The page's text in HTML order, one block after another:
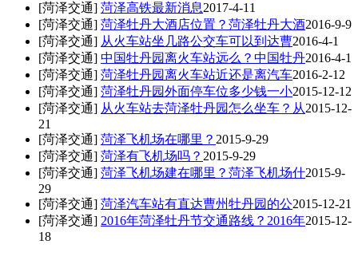
[菏泽交通] 菏泽高铁最新消息2017-4-11
[菏泽交通] 菏泽牡丹大酒店位置？菏泽牡丹大酒2016-9-9
[菏泽交通] 从火车站坐几路公交车可以到达曹2016-4-1
[菏泽交通] 中国牡丹园离火车站远么？中国牡丹2016-4-1
[菏泽交通] 菏泽牡丹园离火车站近还是离汽车2016-2-12
[菏泽交通] 菏泽牡丹园外面停车位多少钱一小2015-12-12
[菏泽交通] 从火车站去菏泽牡丹园怎么坐车？从2015-12-
21
[菏泽交通] 菏泽飞机场在哪里？ 2015-9-29
[菏泽交通] 菏泽有飞机场吗？ 2015-9-29
[菏泽交通] 菏泽飞机场建在哪里？菏泽飞机场什2015-9-
29
[菏泽交通] 菏泽汽车站有直达曹州牡丹园的公2015-12-21
[菏泽交通] 2016年菏泽牡丹节交通路线？2016年2015-12-
18